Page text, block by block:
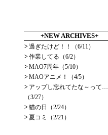
+NEW ARCHIVES+
>過ぎたけど！！（6/11）
>作業してる（6/2）
>MAO7周年（5/10）
>MAOアニメ！（4/5）
> アップし忘れてたな～って…
（3/27）
>猫の日（2/24）
>夏コミ（2/21）